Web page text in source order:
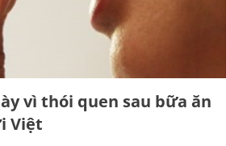
vì thói quen sau bữa ăn
Việt